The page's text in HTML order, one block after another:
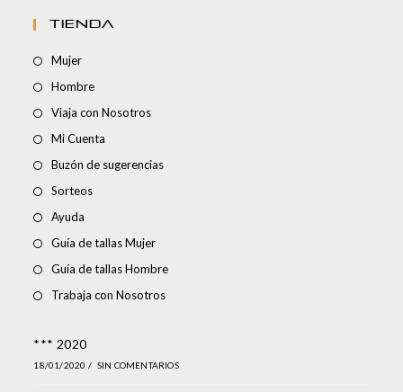
TIENDA
Mujer
Hombre
Viaja con Nosotros
Mi Cuenta
Buzón de sugerencias
Sorteos
Ayuda
Guía de tallas Mujer
Guía de tallas Hombre
Trabaja con Nosotros
*** 2020
18/01/2020 / SIN COMENTARIOS